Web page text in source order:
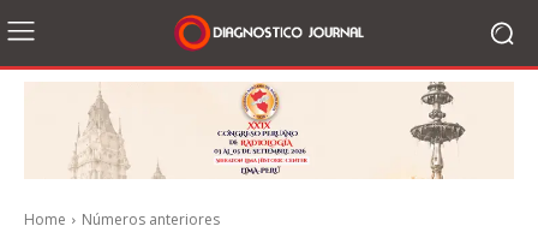
Home Números anteriores